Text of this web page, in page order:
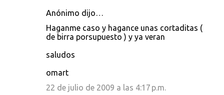
Anónimo dijo…
Haganme caso y hagance unas cortaditas (
de birra porsupuesto ) y ya veran
saludos
omart
22 de julio de 2009 a las 4:17 p.m.